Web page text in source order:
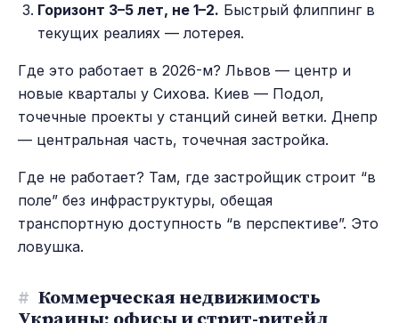
Горизонт 3–5 лет, не 1–2. Быстрый флиппинг в
текущих реалиях — лотерея.
Где это работает в 2026-м? Львов — центр и
новые кварталы у Сихова. Киев — Подол,
точечные проекты у станций синей ветки. Днепр
— центральная часть, точечная застройка.
Где не работает? Там, где застройщик строит “в
поле” без инфраструктуры, обещая
транспортную доступность “в перспективе”. Это
ловушка.
# Коммерческая недвижимость